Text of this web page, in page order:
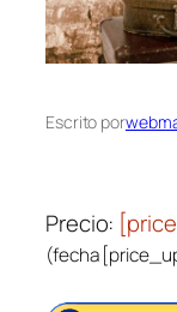
Escrito por
Precio:
(fecha